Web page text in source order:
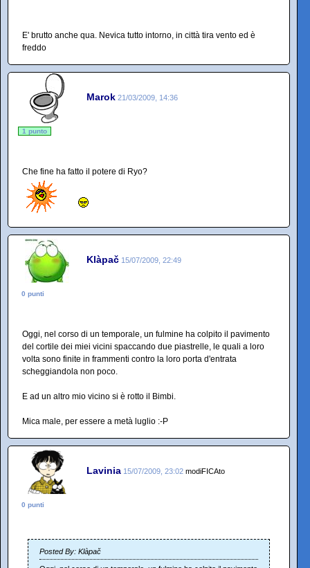
E' brutto anche qua. Nevica tutto intorno, in città tira vento ed è
freddo
Marok 21/03/2009, 14:36
1 punto
Che fine ha fatto il potere di Ryo?
Klàpač 15/07/2009, 22:49
0 punti
Oggi, nel corso di un temporale, un fulmine ha colpito il pavimento
del cortile dei miei vicini spaccando due piastrelle, le quali a loro
volta sono finite in frammenti contro la loro porta d'entrata
scheggiandola non poco.
E ad un altro mio vicino si è rotto il Bimbi.
Mica male, per essere a metà luglio :-P
Lavinia 15/07/2009, 23:02 modiFICAto
0 punti
Posted By: Klàpač